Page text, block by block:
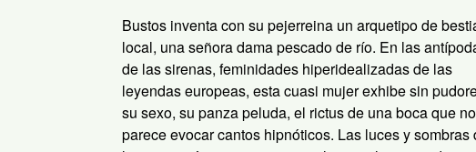
Bustos inventa con su pejerreina un arquetipo de
local, una señora dama pescado de río. En las
de las sirenas, feminidades hiperidealizadas de las
leyendas europeas, esta cuasi mujer exhibe sin
su sexo, su panza peluda, el rictus de una boca que no
parece evocar cantos hipnóticos. Las luces y sombras